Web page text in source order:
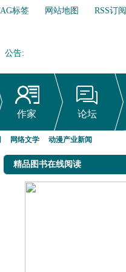
标签 网站地图 RSS订阅
公告:
网络文学行业自律倡议书
作家 论坛
网络文学 动漫产业新闻
精品图书在线阅读